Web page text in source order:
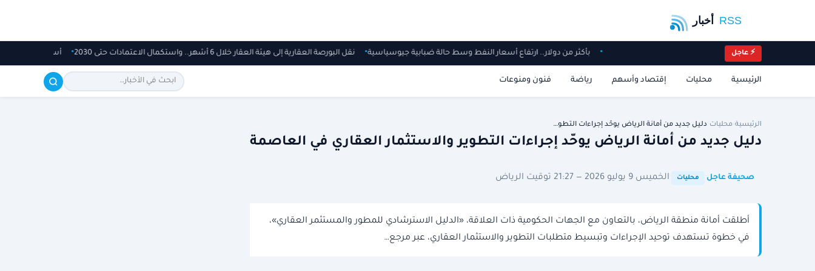
⚡ عاجل بأكثر من دولار.. ارتفاع أسعار النفط وسط حالة ضبابية جيوسياسية نقل البورصة العقارية إلى هيئة العقار خلال 6 أشهر.. واستكمال الاعتمادات حتى 2030 أسبوع مكاسب
الرئيسية محليات إقتصاد وأسهم رياضة فنون ومنوعات
الرئيسية محليات دليل جديد من أمانة الرياض يوحّد إجراءات التطو…
دليل جديد من أمانة الرياض يوحّد إجراءات التطوير والاستثمار العقاري في العاصمة
صحيفة عاجل محليات الخميس 9 يوليو 2026 — 21:27 توقيت الرياض
أطلقت أمانة منطقة الرياض، بالتعاون مع الجهات الحكومية ذات العلاقة، «الدليل الاسترشادي للمطور والمستثمر العقاري»،
في خطوة تستهدف توحيد الإجراءات وتبسيط متطلبات التطوير والاستثمار العقاري، عبر مرجع…